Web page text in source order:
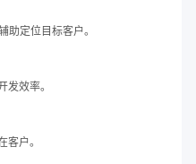
助定位目标客户。
发效率。
客户。